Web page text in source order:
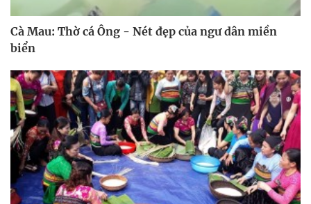
Cà Mau: Thờ cá Ông - Nét đẹp của ngư dân miền
biển